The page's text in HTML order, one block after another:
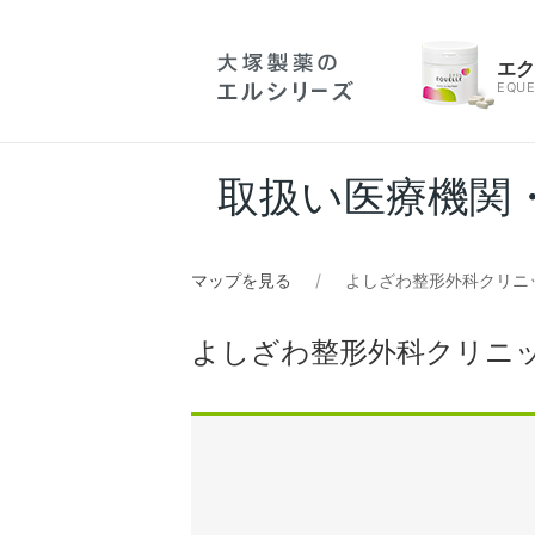
エ
取扱い医療機関
マップを見る よしざわ整形外科クリニ
よしざわ整形外科クリニ